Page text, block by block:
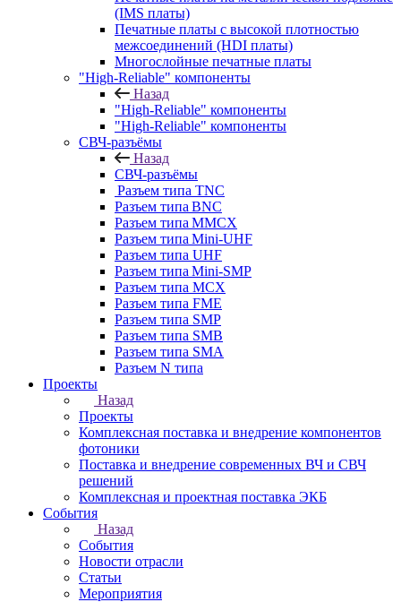
(IMS платы)
Печатные платы с высокой плотностью
межсоединений (HDI платы)
Многослойные печатные платы
"High-Reliable" компоненты
Назад
"High-Reliable" компоненты
"High-Reliable" компоненты
СВЧ-разъёмы
Назад
СВЧ-разъёмы
Разъем типа TNC
Разъем типа BNC
Разъем типа MMCX
Разъем типа Mini-UHF
Разъем типа UHF
Разъем типа Mini-SMP
Разъем типа MCX
Разъем типа FME
Разъем типа SMP
Разъем типа SMB
Разъем типа SMA
Разъем N типа
Проекты
Назад
Проекты
Комплексная поставка и внедрение компонентов
фотоники
Поставка и внедрение современных ВЧ и СВЧ
решений
Комплексная и проектная поставка ЭКБ
События
Назад
События
Новости отрасли
Статьи
Мероприятия